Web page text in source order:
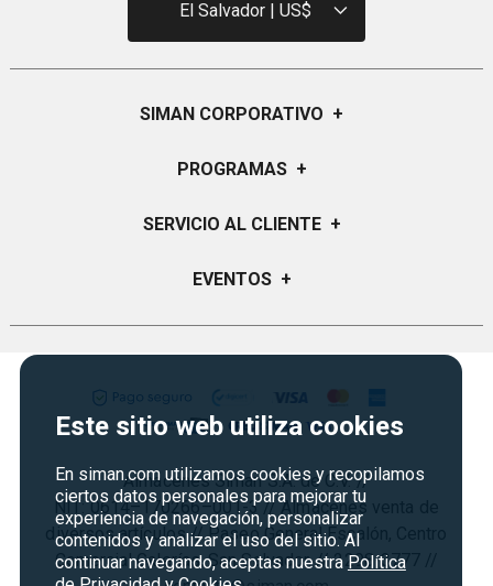
Este sitio web utiliza cookies
En siman.com utilizamos cookies y recopilamos
ciertos datos personales para mejorar tu
experiencia de navegación, personalizar
contenidos y analizar el uso del sitio. Al
continuar navegando, aceptas nuestra Política
El Salvador | US$
SIMAN CORPORATIVO +
Quiénes Somos
Sucursales
PROGRAMAS +
Certificados de Regalo
Credisiman
Vende en Marketplace
SERVICIO AL CLIENTE +
Preguntas Frecuentes
Política de Privacidad
Derecho de Retracto
Condiciones de uso
Términos y condiciones
EVENTOS +
Cyber Monday
Agosto es diversión
Almacenes Siman S.A. de C.V. //
NIT: 0614–170266–001-3 // Almacenes venta de
diversos artículos // Paseo General Escalón, Centro
Comercial Galerías, San Salvador. // 2298-3777 //